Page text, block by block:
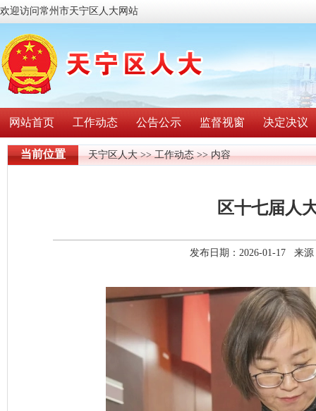
欢迎访问常州市天宁区人大网站
网站首页 工作动态 公告公示 监督视窗 决定决议
当前位置 天宁区人大>>工作动态>> 内容
区十七届人
发布日期：2026-01-17 来